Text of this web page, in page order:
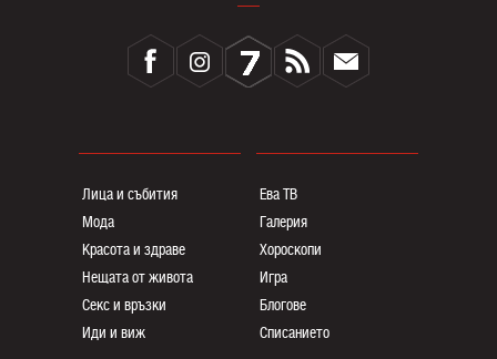
Лица и събития
Мода
Красота и здраве
Нещата от живота
Секс и връзки
Иди и виж
Ева ТВ
Галерия
Хороскопи
Игра
Блогoве
Списанието